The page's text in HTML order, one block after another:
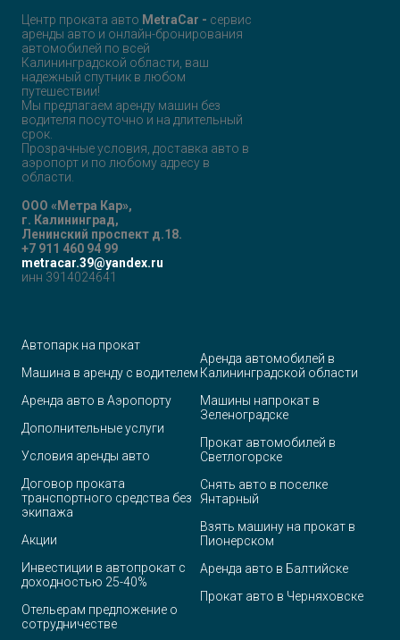
Центр проката авто MetraCar - сервис
аренды авто и онлайн-бронирования
автомобилей по всей
Калининградской области, ваш
надежный спутник в любом
путешествии!
Мы предлагаем аренду машин без
водителя посуточно и на длительный
срок.
Прозрачные условия, доставка авто в
аэропорт и по любому адресу в
области.
ООО «Метра Кар»,
г. Калининград,
Ленинский проспект д.18.
+7 911 460 94 99
metracar.39@yandex.ru
инн 3914024641
Автопарк на прокат
Машина в аренду с водителем
Аренда авто в Аэропорту
Дополнительные услуги
Условия аренды авто
Договор проката
транспортного средства без
экипажа
Акции
Инвестиции в автопрокат с
доходностью 25-40%
Отельерам предложение о
сотрудничестве
Аренда автомобилей в
Калининградской области
Машины напрокат в
Зеленоградске
Прокат автомобилей в
Светлогорске
Снять авто в поселке
Янтарный
Взять машину на прокат в
Пионерском
Аренда авто в Балтийске
Прокат авто в Черняховске